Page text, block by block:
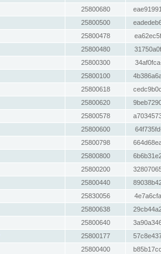
25800680
25800500
25800478
25800480
25800300
25800100
25800618
25800620
25800578
25800600
25800798
25800800
25800200
25800440
25830056
25800638
25800640
25800177
25800400